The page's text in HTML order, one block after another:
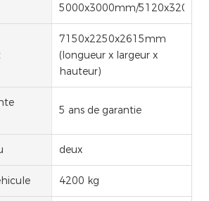
5000x3000mm/
7150x2250x2615mm
(longueur x largeur x
hauteur)
5 ans de garantie
deux
4200 kg